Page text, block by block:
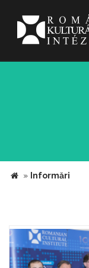
» Informări